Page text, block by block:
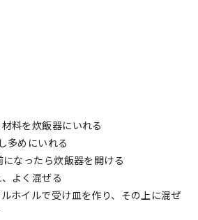
料を炊飯器にいれる
多めにいれる
なったら炊飯器を開ける
よく混ぜる
ホイルで受け皿を作り、その上に混ぜ